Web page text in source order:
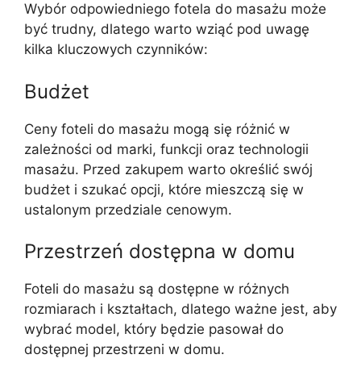
Wybór odpowiedniego fotela do masażu może
być trudny, dlatego warto wziąć pod uwagę
kilka kluczowych czynników:
Budżet
Ceny foteli do masażu mogą się różnić w
zależności od marki, funkcji oraz technologii
masażu. Przed zakupem warto określić swój
budżet i szukać opcji, które mieszczą się w
ustalonym przedziale cenowym.
Przestrzeń dostępna w domu
Foteli do masażu są dostępne w różnych
rozmiarach i kształtach, dlatego ważne jest, aby
wybrać model, który będzie pasował do
dostępnej przestrzeni w domu.